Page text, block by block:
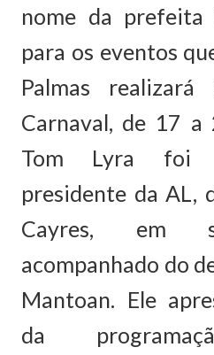
nome da prefeita
para os eventos
Palmas
Carnaval, de 17
Tom Lyra foi
presidente da AL,
Cayres, em
acompanhado do
Mantoan. Ele
da